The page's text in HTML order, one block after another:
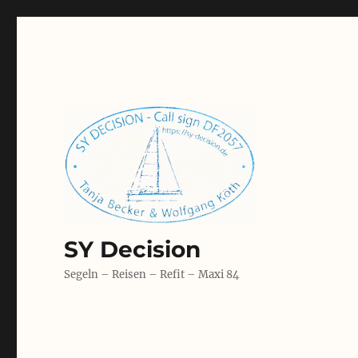
SY Decision
Segeln – Reisen – Refit – Maxi 84